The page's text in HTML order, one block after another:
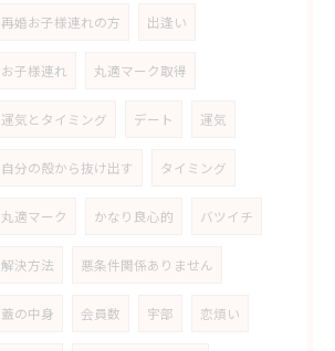
再婚お子様連れの方 出逢い
お子様連れ 丸適マーク取得
運気とタイミング デート 運気
自分の殻から抜け出す タイミング
丸適マーク かなり良心的 バツイチ
解決方法 悪条件関係ありません
蓋の中身 会員数 宇部 恋煩い